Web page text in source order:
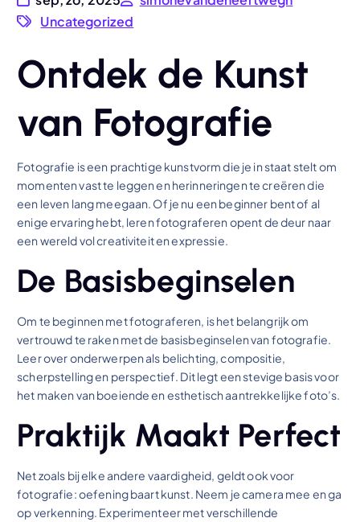
Uncategorized
Ontdek de Kunst
van Fotografie
Fotografie is een prachtige kunstvorm die je in staat stelt om
momenten vast te leggen en herinneringen te creëren die
een leven lang meegaan. Of je nu een beginner bent of al
enige ervaring hebt, leren fotograferen opent de deur naar
een wereld vol creativiteit en expressie.
De Basisbeginselen
Om te beginnen met fotograferen, is het belangrijk om
vertrouwd te raken met de basisbeginselen van fotografie.
Leer over onderwerpen als belichting, compositie,
scherpstelling en perspectief. Dit legt een stevige basis voor
het maken van boeiende en esthetisch aantrekkelijke foto’s.
Praktijk Maakt Perfect
Net zoals bij elke andere vaardigheid, geldt ook voor
fotografie: oefening baart kunst. Neem je camera mee en ga
op verkenning. Experimenteer met verschillende